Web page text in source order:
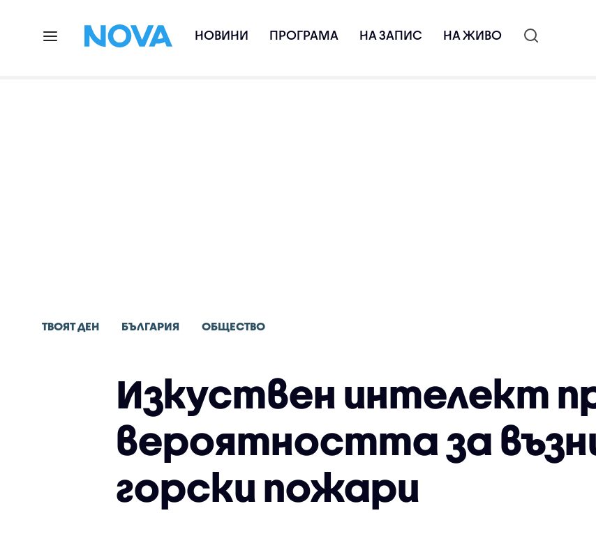
НОВИНИ ПРОГРАМА НА ЗАПИС НА ЖИВО
ТВОЯТ ДЕН БЪЛГАРИЯ ОБЩЕСТВО
Изкуствен интелект
вероятността за
горски пожари